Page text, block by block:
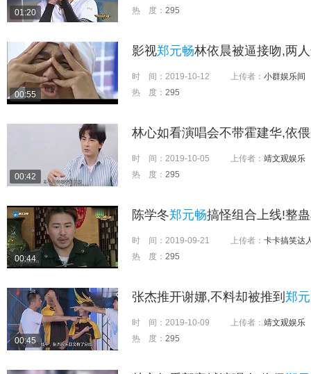
01:20
热 度： 295
00:55
影视郑元畅林依晨被逼接吻,两
时 间： 2019-10-12 上传者： 小群娱乐间
热 度： 295
00:42
林心如看演唱会不带霍建华,依偎
时 间： 2019-10-05 上传者： 靖文观娱乐
热 度： 295
00:44
陈学冬郑元畅搞怪组合上线!整
时 间： 2019-09-21 上传者： 卡卡搞笑达
热 度： 295
00:45
张杰推开谢娜,不料却被推到 郑
时 间： 2019-10-09 上传者： 靖文观娱乐
热 度： 295